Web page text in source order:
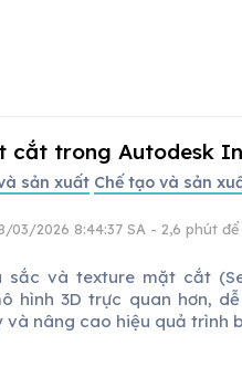
cắt trong Autodesk
sản xuất Chế tạo và sản
03/2026 8:44:37 SA - 2,6 phút
sắc và texture mặt cắt
hình 3D trực quan hơn,
nâng cao hiệu quả trình